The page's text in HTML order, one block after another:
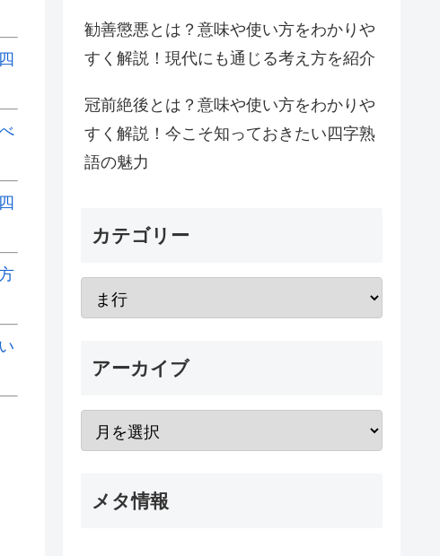
勧善懲悪とは？意味や使い方をわかりや
すく解説！現代にも通じる考え方を紹介
冠前絶後とは？意味や使い方をわかりや
すく解説！今こそ知っておきたい四字熟
語の魅力
カテゴリー
アーカイブ
メタ情報